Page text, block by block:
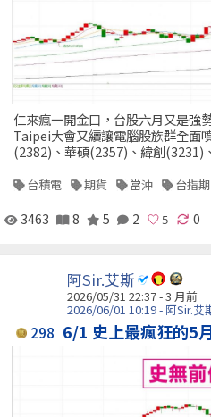
仁來瘋一開金口，台股六月又是強
Taipei大會又續讓電腦股族群全面
(2382)、華碩(2357)、緯創(3231)
台積電 期貨 當沖 台指期
3463 8 5 2 0
阿Sir.艾斯
2026/05/31 22:37 - 3 月前
2026/06/01 10:19 - 阿Sir.艾
298 6/1 史上最瘋狂的5